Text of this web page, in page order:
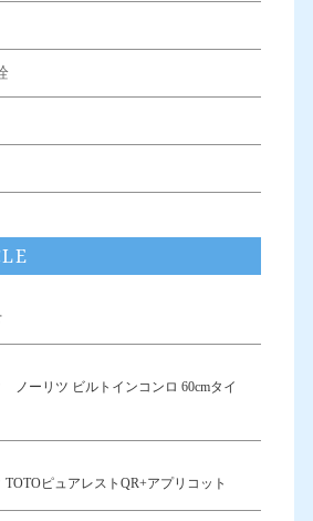
ノーリツ ビルトインコンロ 60cmタイ
ピュアレストQR+アプリコット